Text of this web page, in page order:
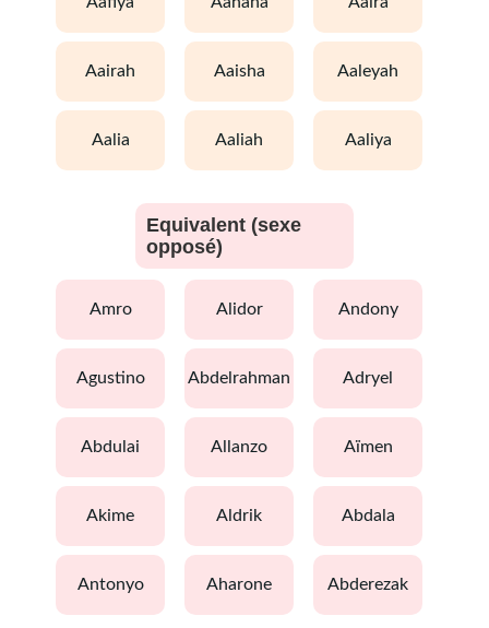
aairah aaisha aaleyah
aalia aaliah aaliya
Equivalent (sexe
opposé)
amro alidor andony
agustino abdelrahman adryel
abdulai allanzo aïmen
akime aldrik abdala
antonyo aharone abderezak